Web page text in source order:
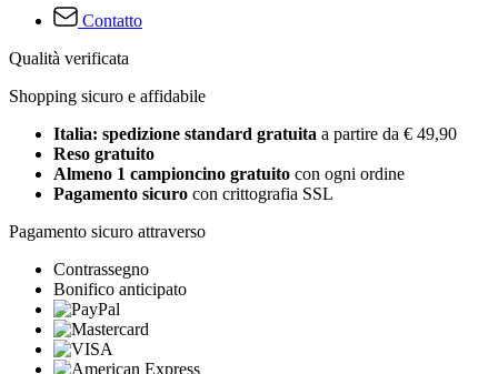
Contatto
Qualità verificata
Shopping sicuro e affidabile
Italia: spedizione standard gratuita a partire da € 49,90
Reso gratuito
Almeno 1 campioncino gratuito con ogni ordine
Pagamento sicuro con crittografia SSL
Pagamento sicuro attraverso
Contrassegno
Bonifico anticipato